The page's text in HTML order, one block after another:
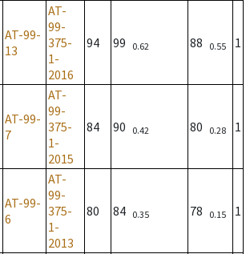
AT-99-
13
AT-
99-
375-
1-
2016
94 99 0.62 88 0.55 1
AT-99-
7
AT-
99-
375-
1-
2015
84 90 0.42 80 0.28 1
AT-99-
6
AT-
99-
375-
1-
2013
80 84 0.35 78 0.15 1